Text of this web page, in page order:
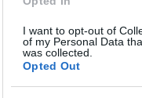
I want to opt-out of
of my Personal Data
was collected.
Opted Out